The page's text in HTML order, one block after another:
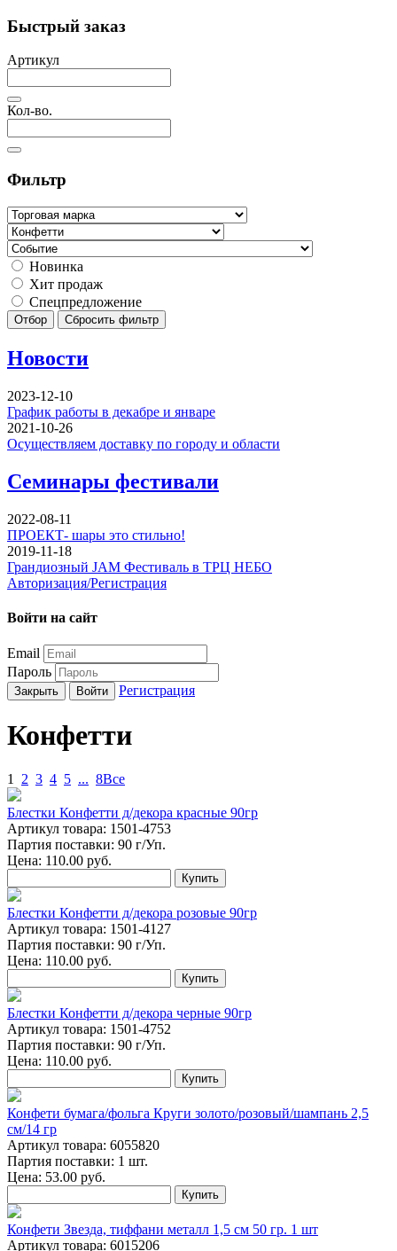
Быстрый заказ
Артикул
Кол-во.
Фильтр
Новинка
Хит продаж
Спецпредложение
Отбор Сбросить фильтр
Новости
2023-12-10
График работы в декабре и январе
2021-10-26
Осуществляем доставку по городу и области
Семинары фестивали
2022-08-11
ПРОЕКТ- шары это стильно!
2019-11-18
Грандиозный JAM Фестиваль в ТРЦ НЕБО
Авторизация/Регистрация
Войти на сайт
Email
Пароль
Закрыть Войти Регистрация
Конфетти
1 2 3 4 5 ... 8Все
Блестки Конфетти д/декора красные 90гр
Артикул товара: 1501-4753
Партия поставки: 90 г/Уп.
Цена: 110.00 руб.
Купить
Блестки Конфетти д/декора розовые 90гр
Артикул товара: 1501-4127
Партия поставки: 90 г/Уп.
Цена: 110.00 руб.
Купить
Блестки Конфетти д/декора черные 90гр
Артикул товара: 1501-4752
Партия поставки: 90 г/Уп.
Цена: 110.00 руб.
Купить
Конфети бумага/фольга Круги золото/розовый/шампань 2,5
см/14 гр
Артикул товара: 6055820
Партия поставки: 1 шт.
Цена: 53.00 руб.
Купить
Конфети Звезда, тиффани металл 1,5 см 50 гр. 1 шт
Артикул товара: 6015206